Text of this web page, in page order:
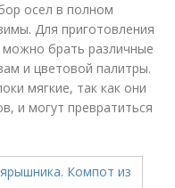
осел в полном
Для приготовления
брать различные
и цветовой палитры.
мягкие, так как они
и могут превратиться